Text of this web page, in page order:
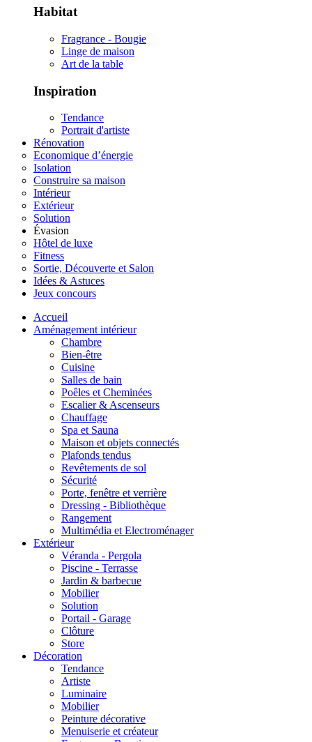
Habitat
Fragrance - Bougie
Linge de maison
Art de la table
Inspiration
Tendance
Portrait d'artiste
Rénovation
Economique d’énergie
Isolation
Construire sa maison
Intérieur
Extérieur
Solution
Évasion
Hôtel de luxe
Fitness
Sortie, Découverte et Salon
Idées & Astuces
Jeux concours
Accueil
Aménagement intérieur
Chambre
Bien-être
Cuisine
Salles de bain
Poêles et Cheminées
Escalier & Ascenseurs
Chauffage
Spa et Sauna
Maison et objets connectés
Plafonds tendus
Revêtements de sol
Sécurité
Porte, fenêtre et verrière
Dressing - Bibliothèque
Rangement
Multimédia et Electroménager
Extérieur
Véranda - Pergola
Piscine - Terrasse
Jardin & barbecue
Mobilier
Solution
Portail - Garage
Clôture
Store
Décoration
Tendance
Artiste
Luminaire
Mobilier
Peinture décorative
Menuiserie et créateur